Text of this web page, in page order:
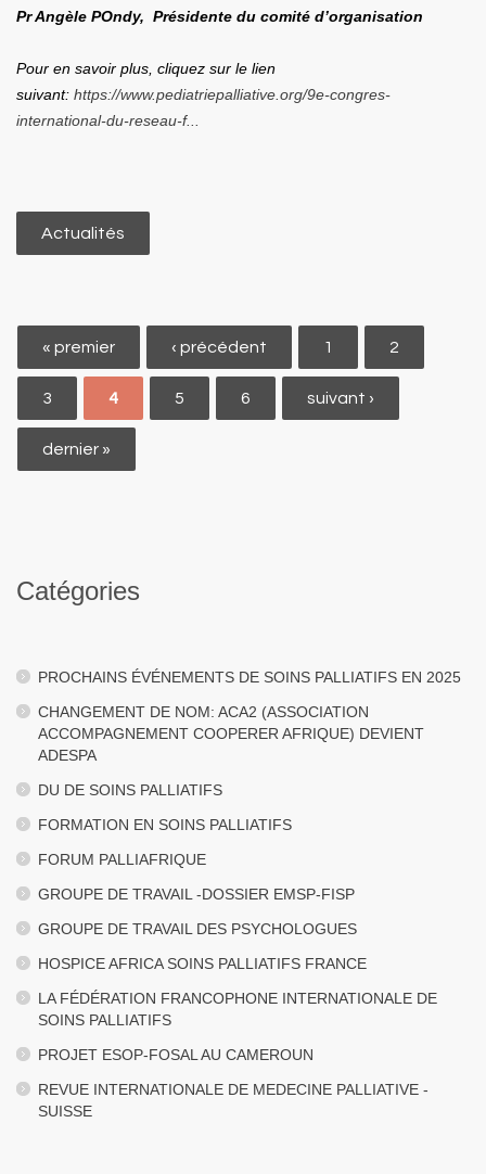
Pr Angèle POndy, Présidente du comité d’organisation
Pour en savoir plus, cliquez sur le lien
suivant: https://www.pediatriepalliative.org/9e-congres-
international-du-reseau-f...
Actualités
Pages
« premier ‹ précédent 1 2
3 4 5 6 suivant ›
dernier »
Catégories
PROCHAINS ÉVÉNEMENTS DE SOINS PALLIATIFS EN 2025
CHANGEMENT DE NOM: ACA2 (ASSOCIATION
ACCOMPAGNEMENT COOPERER AFRIQUE) DEVIENT
ADESPA
DU DE SOINS PALLIATIFS
FORMATION EN SOINS PALLIATIFS
FORUM PALLIAFRIQUE
GROUPE DE TRAVAIL -DOSSIER EMSP-FISP
GROUPE DE TRAVAIL DES PSYCHOLOGUES
HOSPICE AFRICA SOINS PALLIATIFS FRANCE
LA FÉDÉRATION FRANCOPHONE INTERNATIONALE DE
SOINS PALLIATIFS
PROJET ESOP-FOSAL AU CAMEROUN
REVUE INTERNATIONALE DE MEDECINE PALLIATIVE -
SUISSE